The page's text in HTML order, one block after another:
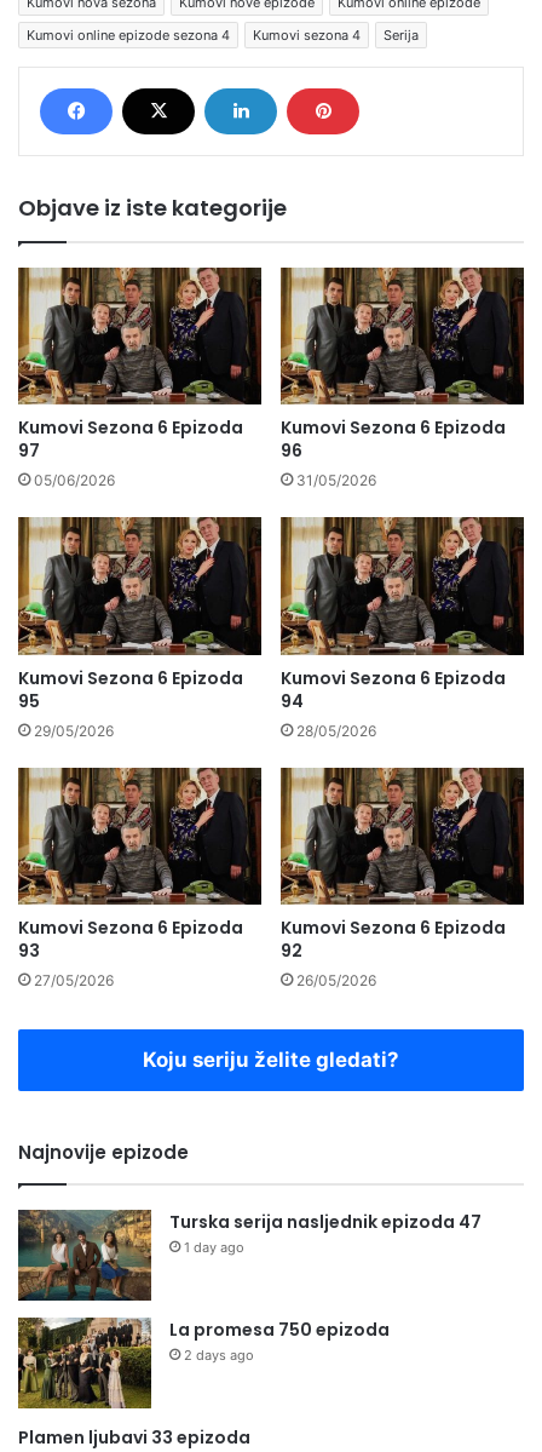
Kumovi online epizode sezona 4
Kumovi sezona 4 Serija
Objave iz iste kategorije
Kumovi Sezona 6 Epizoda
97
05/06/2026
Kumovi Sezona 6 Epizoda
96
31/05/2026
Kumovi Sezona 6 Epizoda
95
29/05/2026
Kumovi Sezona 6 Epizoda
94
28/05/2026
Kumovi Sezona 6 Epizoda
93
27/05/2026
Kumovi Sezona 6 Epizoda
92
26/05/2026
Koju seriju želite gledati?
Najnovije epizode
Turska serija nasljednik epizoda 47
1 day ago
La promesa 750 epizoda
2 days ago
Plamen ljubavi 33 epizoda